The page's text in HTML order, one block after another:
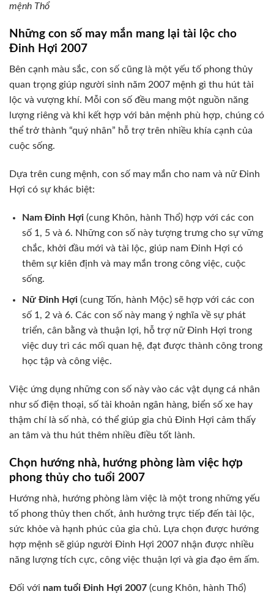
mệnh Thổ
Những con số may mắn mang lại tài lộc cho
Đinh Hợi 2007
Bên cạnh màu sắc, con số cũng là một yếu tố phong thủy
quan trọng giúp người sinh năm 2007 mệnh gì thu hút tài
lộc và vượng khí. Mỗi con số đều mang một nguồn năng
lượng riêng và khi kết hợp với bản mệnh phù hợp, chúng có
thể trở thành “quý nhân” hỗ trợ trên nhiều khía cạnh của
cuộc sống.
Dựa trên cung mệnh, con số may mắn cho nam và nữ Đinh
Hợi có sự khác biệt:
Nam Đinh Hợi(cung Khôn, hành Thổ) hợp với các con
số 1, 5 và 6. Những con số này tượng trưng cho sự vững
chắc, khởi đầu mới và tài lộc, giúp nam Đinh Hợi có
thêm sự kiên định và may mắn trong công việc, cuộc
sống.
Nữ Đinh Hợi(cung Tốn, hành Mộc) sẽ hợp với các con
số 1, 2 và 6. Các con số này mang ý nghĩa về sự phát
triển, cân bằng và thuận lợi, hỗ trợ nữ Đinh Hợi trong
việc duy trì các mối quan hệ, đạt được thành công trong
học tập và công việc.
Việc ứng dụng những con số này vào các vật dụng cá nhân
như số điện thoại, số tài khoản ngân hàng, biển số xe hay
thậm chí là số nhà, có thể giúp gia chủ Đinh Hợi cảm thấy
an tâm và thu hút thêm nhiều điều tốt lành.
Chọn hướng nhà, hướng phòng làm việc hợp
phong thủy cho tuổi 2007
Hướng nhà, hướng phòng làm việc là một trong những yếu
tố phong thủy then chốt, ảnh hưởng trực tiếp đến tài lộc,
sức khỏe và hạnh phúc của gia chủ. Lựa chọn được hướng
hợp mệnh sẽ giúp người Đinh Hợi 2007 nhận được nhiều
năng lượng tích cực, công việc thuận lợi và gia đạo êm ấm.
Đối với nam tuổi Đinh Hợi 2007 (cung Khôn, hành Thổ)